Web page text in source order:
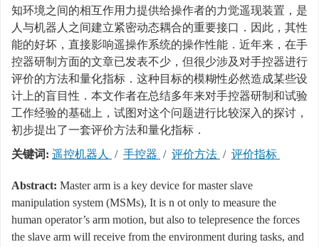
知环境之间的相互作用力提供给操作者的力觉遥现装置，是
人与机器人之间建立紧密动态耦合的重要接口．因此，其性
能的好坏，直接影响遥操作系统的操作性能．近年来，在手
控器研制方面的文章已发表不少，但很少涉及对手控器进行
评价的方法和量化指标．这种目标的模糊性必然造成某些设
计上的盲目性．本文作者在总结多年来对手控器研制和试验
工作经验的基础上，试图对这个问题进行比较深入的探讨，
初步提出了一套评价方法和量化指标．
关键词: 遥控机器人 / 手控器 / 评价方法 / 评价指标
Abstract: Master arm is a key device for master slave
manipulation system (MSMs), It is n ot only to measure the
human operator’s arm motion, but also to telepresence the forces
the slave arm will receive from the environment during tasks, and